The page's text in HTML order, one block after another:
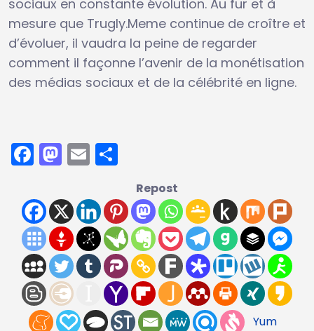
sociaux en constante évolution. Au fur et à
mesure que Trugly.Meme continue de croître et
d’évoluer, il vaudra la peine de regarder
comment il façonne l’avenir de la monétisation
des médias sociaux et de la célébrité en ligne.
Facebook
Mastodon
Email
Repost
Yum